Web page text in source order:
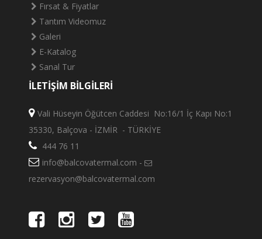
Fırsat & Fiyatlar
Tantım Videomuz
Galeri
E-Katalog
Sanal Tur
İLETİŞİM BİLGİLERİ
Vali Hüseyin Öğütcen Caddesi No:16/1 İç Kapı No:1
35330, Balçova - İZMİR - TÜRKİYE
444 76 11
info@balcovatermal.com -
rezervasyon@balcovatermal.com